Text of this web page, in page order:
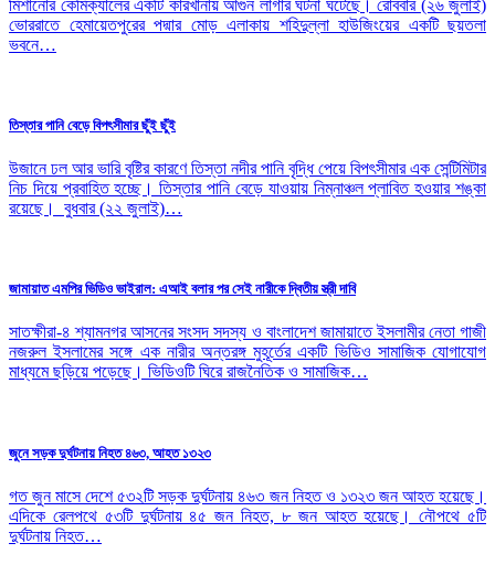
মিশানোর কেমিক্যালের একটি কারখানায় আগুন লাগার ঘটনা ঘটেছে। রোববার (২৬ জুলাই)
ভোররাতে হেমায়েতপুরের পদ্মার মোড় এলাকায় শহিদুল্লা হাউজিংয়ের একটি ছয়তলা
ভবনে…
তিস্তার পানি বেড়ে বিপৎসীমার ছুঁই ছুঁই
উজানে ঢল আর ভারি বৃষ্টির কারণে তিস্তা নদীর পানি বৃদ্ধি পেয়ে বিপৎসীমার এক সেন্টিমিটার
নিচ দিয়ে প্রবাহিত হচ্ছে। তিস্তার পানি বেড়ে যাওয়ায় নিম্নাঞ্চল প্লাবিত হওয়ার শঙ্কা
রয়েছে। বুধবার (২২ জুলাই)…
জামায়াত এমপির ভিডিও ভাইরাল: এআই বলার পর সেই নারীকে দ্বিতীয় স্ত্রী দাবি
সাতক্ষীরা-৪ শ্যামনগর আসনের সংসদ সদস্য ও বাংলাদেশ জামায়াতে ইসলামীর নেতা গাজী
নজরুল ইসলামের সঙ্গে এক নারীর অন্তরঙ্গ মুহূর্তের একটি ভিডিও সামাজিক যোগাযোগ
মাধ্যমে ছড়িয়ে পড়েছে। ভিডিওটি ঘিরে রাজনৈতিক ও সামাজিক…
জুনে সড়ক দুর্ঘটনায় নিহত ৪৬৩, আহত ১৩২৩
গত জুন মাসে দেশে ৫৩২টি সড়ক দুর্ঘটনায় ৪৬৩ জন নিহত ও ১৩২৩ জন আহত হয়েছে।
এদিকে রেলপথে ৫৩টি দুর্ঘটনায় ৪৫ জন নিহত, ৮ জন আহত হয়েছে। নৌপথে ৫টি
দুর্ঘটনায় নিহত…